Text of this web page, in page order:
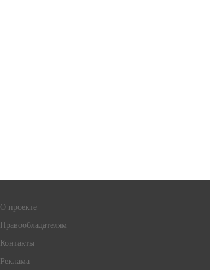
О проекте
Правообладателям
Контакты
Реклама